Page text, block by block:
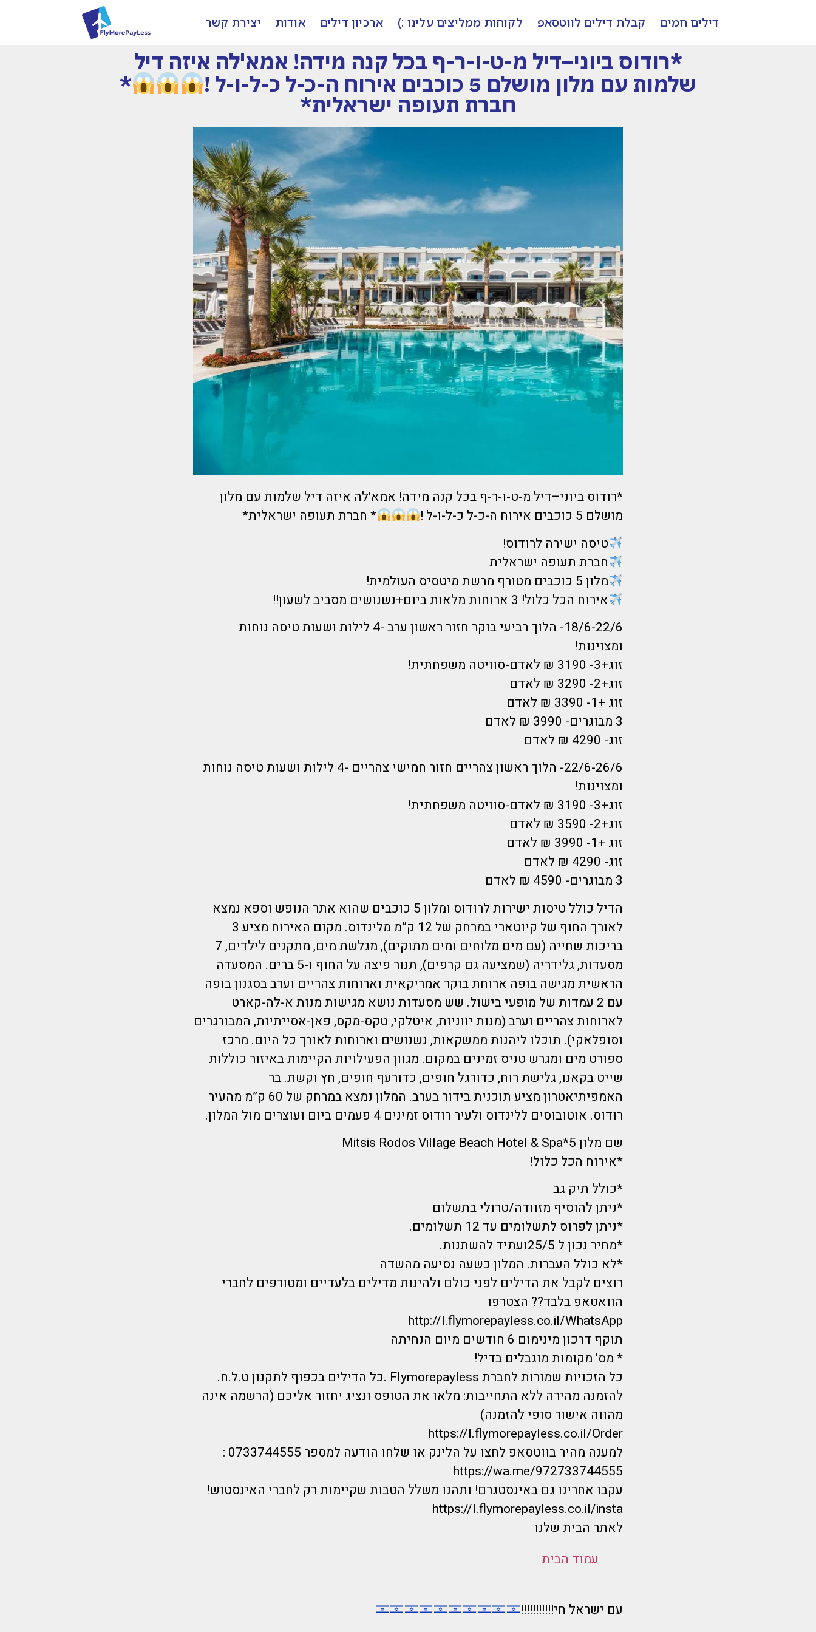
דילים חמים קבלת דילים לווטסאפ לקוחות ממליצים עלינו :) ארכיון דילים אודות יצירת קשר
*רודוס ביוני–דיל מ-ט-ו-ר-ף בכל קנה מידה! אמא'לה איזה דיל
שלמות עם מלון מושלם 5 כוכבים אירוח ה-כ-ל כ-ל-ו-ל ! *
חברת תעופה ישראלית*
*רודוס ביוני–דיל מ-ט-ו-ר-ף בכל קנה מידה! אמא'לה איזה דיל שלמות עם מלון
מושלם 5 כוכבים אירוח ה-כ-ל כ-ל-ו-ל !
* חברת תעופה ישראלית*
טיסה ישירה לרודוס!
חברת תעופה ישראלית
מלון 5 כוכבים מטורף מרשת מיטסיס העולמית!
אירוח הכל כלול! 3 ארוחות מלאות ביום+נשנושים מסביב לשעון!!
18/6-22/6- הלוך רביעי בוקר חזור ראשון ערב -4 לילות ושעות טיסה נוחות
ומצוינות!
זוג+3- 3190 ₪ לאדם-סוויטה משפחתית!
זוג+2- 3290 ₪ לאדם
זוג +1- 3390 ₪ לאדם
3 מבוגרים- 3990 ₪ לאדם
זוג- 4290 ₪ לאדם
22/6-26/6- הלוך ראשון צהריים חזור חמישי צהריים -4 לילות ושעות טיסה נוחות
ומצוינות!
זוג+3- 3190 ₪ לאדם-סוויטה משפחתית!
זוג+2- 3590 ₪ לאדם
זוג +1- 3990 ₪ לאדם
זוג- 4290 ₪ לאדם
3 מבוגרים- 4590 ₪ לאדם
הדיל כולל טיסות ישירות לרודוס ומלון 5 כוכבים שהוא אתר הנופש וספא נמצא
לאורך החוף של קיוטארי במרחק של 12 ק”מ מלינדוס. מקום האירוח מציע 3
בריכות שחייה (עם מים מלוחים ומים מתוקים), מגלשת מים, מתקנים לילדים, 7
מסעדות, גלידריה (שמציעה גם קרפים), תנור פיצה על החוף ו-5 ברים. המסעדה
הראשית מגישה בופה ארוחת בוקר אמריקאית וארוחות צהריים וערב בסגנון בופה
עם 2 עמדות של מופעי בישול. שש מסעדות נושא מגישות מנות א-לה-קארט
לארוחות צהריים וערב (מנות יווניות, איטלקי, טקס-מקס, פאן-אסייתיות, המבורגרים
וסופלאקי). תוכלו ליהנות ממשקאות, נשנושים וארוחות לאורך כל היום. מרכז
ספורט מים ומגרש טניס זמינים במקום. מגוון הפעילויות הקיימות באיזור כוללות
שייט בקאנו, גלישת רוח, כדורגל חופים, כדורעף חופים, חץ וקשת. בר
האמפיתיאטרון מציע תוכנית בידור בערב. המלון נמצא במרחק של 60 ק”מ מהעיר
רודוס. אוטובוסים ללינדוס ולעיר רודוס זמינים 4 פעמים ביום ועוצרים מול המלון.
שם מלון 5*Mitsis Rodos Village Beach Hotel & Spa
*אירוח הכל כלול!
*כולל תיק גב
*ניתן להוסיף מזוודה/טרולי בתשלום
*ניתן לפרוס לתשלומים עד 12 תשלומים.
*מחיר נכון ל 25/5ועתיד להשתנות.
*לא כולל העברות. המלון כשעה נסיעה מהשדה
רוצים לקבל את הדילים לפני כולם ולהינות מדילים בלעדיים ומטורפים לחברי
הוואטאפ בלבד?? הצטרפו
http://l.flymorepayless.co.il/WhatsApp
תוקף דרכון מינימום 6 חודשים מיום הנחיתה
* מס' מקומות מוגבלים בדיל!
כל הזכויות שמורות לחברת Flymorepayless .כל הדילים בכפוף לתקנון ט.ל.ח.
להזמנה מהירה ללא התחייבות: מלאו את הטופס ונציג יחזור אליכם (הרשמה אינה
מהווה אישור סופי להזמנה)
https://I.flymorepayless.co.il/Order
למענה מהיר בווטסאפ לחצו על הלינק או שלחו הודעה למספר 0733744555 :
https://wa.me/972733744555
עקבו אחרינו גם באינסטגרם! ותהנו משלל הטבות שקיימות רק לחברי האינסטוש!
https://I.flymorepayless.co.il/insta
לאתר הבית שלנו
עמוד הבית
עם ישראל חי!!!!!!!!!!!